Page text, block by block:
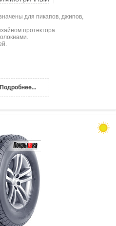
для пикапов, джипов,
протектора.
Подробнее...